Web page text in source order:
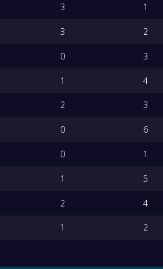
3 1
3 2
0 3
1 4
2 3
0 6
0 1
1 5
2 4
1 2